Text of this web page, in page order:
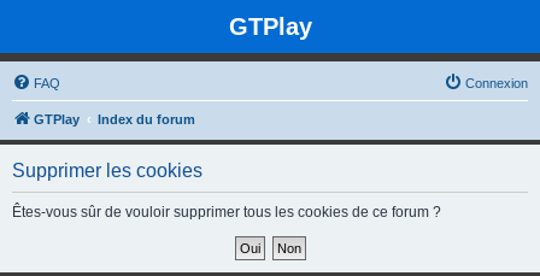
GTPlay
FAQ Connexion
GTPlay Index du forum
Supprimer les cookies
Êtes-vous sûr de vouloir supprimer tous les cookies de ce forum ?